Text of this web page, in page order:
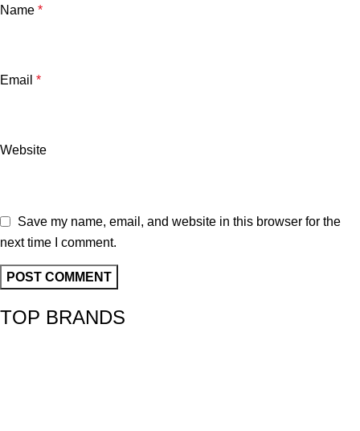
Name *
Email *
Website
Save my name, email, and website in this browser for the
next time I comment.
TOP BRANDS